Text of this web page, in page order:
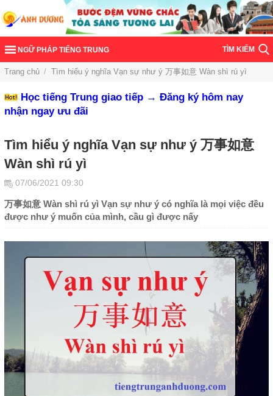
NGỮ PHÁP TIẾNG TRUNG TÌM KIẾM
Trang chủ / Tìm hiểu ý nghĩa Vạn sự như ý 万事如意 Wàn shì rú yì
Học tiếng Trung giao tiếp → Đăng ký hôm nay
nhận ngay ưu đãi
Tìm hiểu ý nghĩa Vạn sự như ý 万事如意
Wàn shì rú yì
07/06/2021 09:30
万事如意 Wàn shì rú yì Vạn sự như ý có nghĩa là mọi việc đều
được như ý muốn của mình, cầu gì được nấy